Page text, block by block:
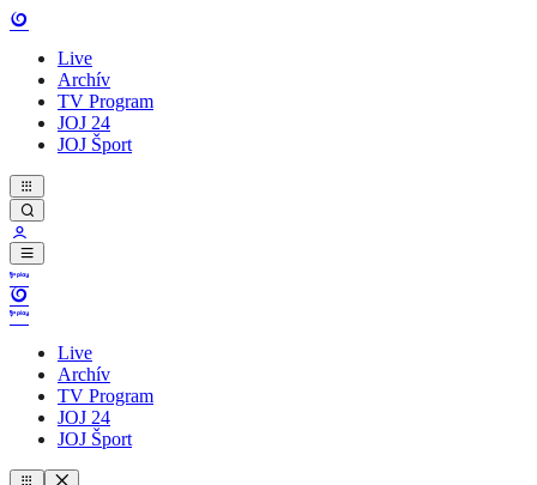
Live
Archív
TV Program
JOJ 24
JOJ Šport
Live
Archív
TV Program
JOJ 24
JOJ Šport